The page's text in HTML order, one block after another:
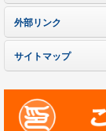
外部リンク
サイトマップ